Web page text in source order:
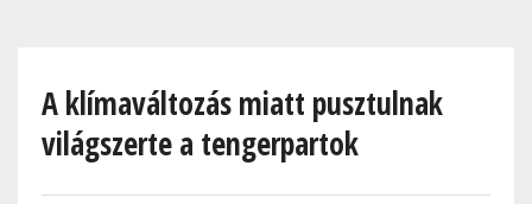
contentA klímaváltozás miatt pusztulnak
világszerte a tengerpartok